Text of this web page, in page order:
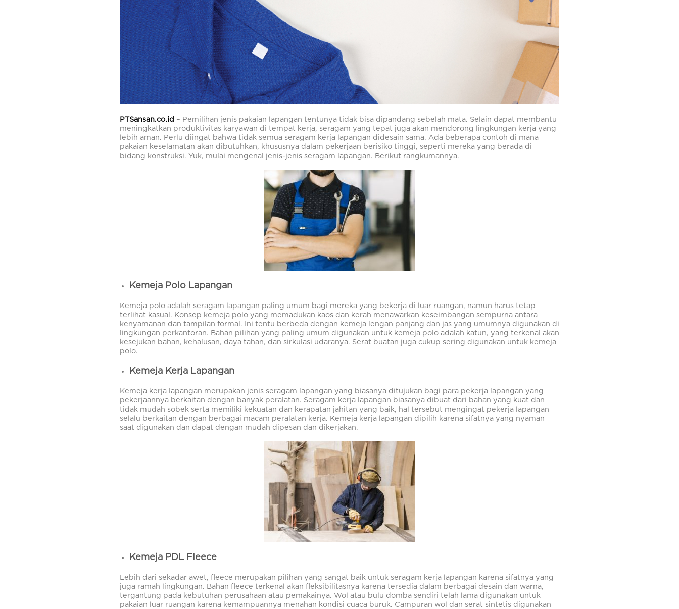
PTSansan.co.id – Pemilihan jenis pakaian lapangan tentunya tidak bisa dipandang sebelah mata. Selain dapat membantu
meningkatkan produktivitas karyawan di tempat kerja, seragam yang tepat juga akan mendorong lingkungan kerja yang
lebih aman. Perlu diingat bahwa tidak semua seragam kerja lapangan didesain sama. Ada beberapa contoh di mana
pakaian keselamatan akan dibutuhkan, khususnya dalam pekerjaan berisiko tinggi, seperti mereka yang berada di
bidang konstruksi. Yuk, mulai mengenal jenis-jenis seragam lapangan. Berikut rangkumannya.
Kemeja Polo Lapangan
Kemeja polo adalah seragam lapangan paling umum bagi mereka yang bekerja di luar ruangan, namun harus tetap
terlihat kasual. Konsep kemeja polo yang memadukan kaos dan kerah menawarkan keseimbangan sempurna antara
kenyamanan dan tampilan formal. Ini tentu berbeda dengan kemeja lengan panjang dan jas yang umumnya digunakan di
lingkungan perkantoran. Bahan pilihan yang paling umum digunakan untuk kemeja polo adalah katun, yang terkenal akan
kesejukan bahan, kehalusan, daya tahan, dan sirkulasi udaranya. Serat buatan juga cukup sering digunakan untuk kemeja
polo.
Kemeja Kerja Lapangan
Kemeja kerja lapangan merupakan jenis seragam lapangan yang biasanya ditujukan bagi para pekerja lapangan yang
pekerjaannya berkaitan dengan banyak peralatan. Seragam kerja lapangan biasanya dibuat dari bahan yang kuat dan
tidak mudah sobek serta memiliki kekuatan dan kerapatan jahitan yang baik, hal tersebut mengingat pekerja lapangan
selalu berkaitan dengan berbagai macam peralatan kerja. Kemeja kerja lapangan dipilih karena sifatnya yang nyaman
saat digunakan dan dapat dengan mudah dipesan dan dikerjakan.
Kemeja PDL Fleece
Lebih dari sekadar awet, fleece merupakan pilihan yang sangat baik untuk seragam kerja lapangan karena sifatnya yang
juga ramah lingkungan. Bahan fleece terkenal akan fleksibilitasnya karena tersedia dalam berbagai desain dan warna,
tergantung pada kebutuhan perusahaan atau pemakainya. Wol atau bulu domba sendiri telah lama digunakan untuk
pakaian luar ruangan karena kemampuannya menahan kondisi cuaca buruk. Campuran wol dan serat sintetis digunakan